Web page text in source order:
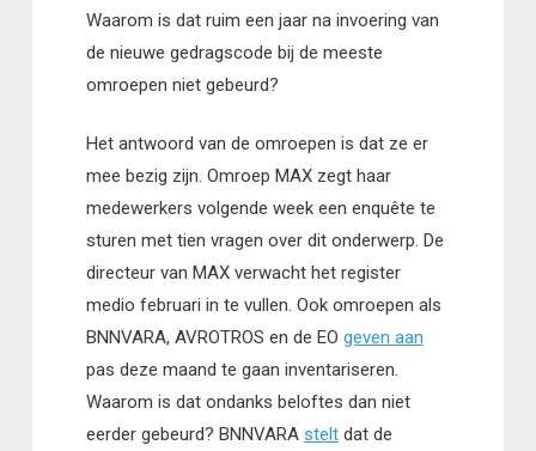
Waarom is dat ruim een jaar na invoering van
de nieuwe gedragscode bij de meeste
omroepen niet gebeurd?
Het antwoord van de omroepen is dat ze er
mee bezig zijn. Omroep MAX zegt haar
medewerkers volgende week een enquête te
sturen met tien vragen over dit onderwerp. De
directeur van MAX verwacht het register
medio februari in te vullen. Ook omroepen als
BNNVARA, AVROTROS en de EO geven aan
pas deze maand te gaan inventariseren.
Waarom is dat ondanks beloftes dan niet
eerder gebeurd? BNNVARA steltdat de